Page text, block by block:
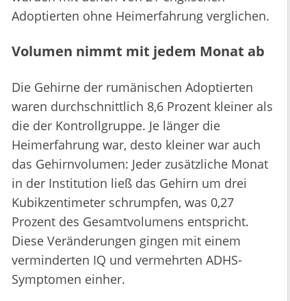
Adoptierten ohne Heimerfahrung verglichen.
Volumen nimmt mit jedem Monat ab
Die Gehirne der rumänischen Adoptierten
waren durchschnittlich 8,6 Prozent kleiner als
die der Kontrollgruppe. Je länger die
Heimerfahrung war, desto kleiner war auch
das Gehirnvolumen: Jeder zusätzliche Monat
in der Institution ließ das Gehirn um drei
Kubikzentimeter schrumpfen, was 0,27
Prozent des Gesamtvolumens entspricht.
Diese Veränderungen gingen mit einem
verminderten IQ und vermehrten ADHS-
Symptomen einher.